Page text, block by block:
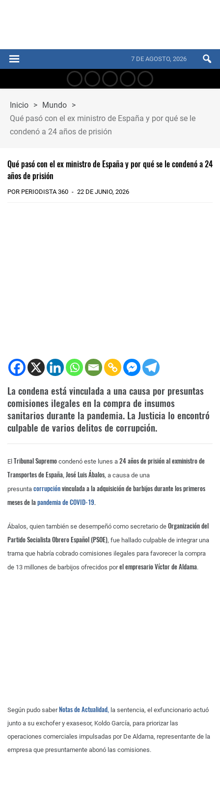
7 DE AGOSTO, 2026
Inicio > Mundo >
Qué pasó con el ex ministro de España y por qué se le
condenó a 24 años de prisión
Qué pasó con el ex ministro de España y por qué se le condenó a 24
años de prisión
POR PERIODISTA 360 22 DE JUNIO, 2026
La condena está vinculada a una causa por presuntas
comisiones ilegales en la compra de insumos
sanitarios durante la pandemia. La Justicia lo encontró
culpable de varios delitos de corrupción.
El Tribunal Supremo condenó este lunes a 24 años de prisión al exministro de
Transportes de España, José Luis Ábalos, a causa de una
presunta corrupciónvinculada a la adquisición de barbijos durante los primeros
meses de lapandemia de COVID-19.
Ábalos, quien también se desempeñó como secretario de Organización del
Partido Socialista Obrero Español (PSOE), fue hallado culpable de integrar una
trama que habría cobrado comisiones ilegales para favorecer la compra
de 13 millones de barbijos ofrecidos porel empresario Víctor de Aldama.
Según pudo saberNotas de Actualidad, la sentencia, el exfuncionario actuó
junto a su exchofer y exasesor, Koldo García, para priorizar las
operaciones comerciales impulsadas por De Aldama, representante de la
empresa que presuntamente abonó las comisiones.